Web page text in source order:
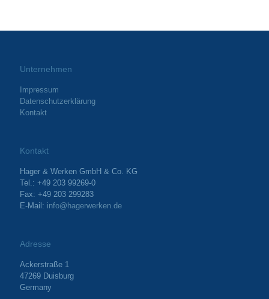
Unternehmen
Impressum
Datenschutzerklärung
Kontakt
Kontakt
Hager & Werken GmbH & Co. KG
Tel.: +49 203 99269-0
Fax: +49 203 299283
E-Mail: info@hagerwerken.de
Adresse
Ackerstraße 1
47269 Duisburg
Germany